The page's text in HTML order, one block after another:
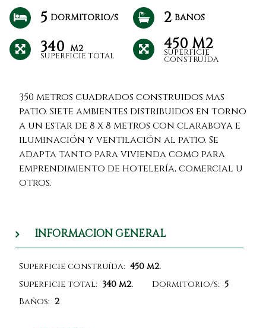
5 DORMITORIO/S 2 BAÑOS
340 M2
SUPERFICIE TOTAL
450 M2
SUPERFICIE
CONSTRUÍDA
350 metros cuadrados construidos mas
patio. Siete ambientes distribuidos en torno
a un estar de 8 x 8 metros con claraboya e
iluminación y ventilación al patio. Se
adapta tanto para vivienda como para
emprendimiento de hotelería, comercial u
otros.
INFORMACION GENERAL
Superficie construída: 450 m2.
Superficie total: 340 m2. Dormitorio/s: 5
Baños: 2